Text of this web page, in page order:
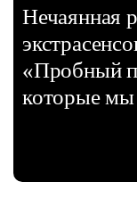
Нечаянная
«Пробный
которые